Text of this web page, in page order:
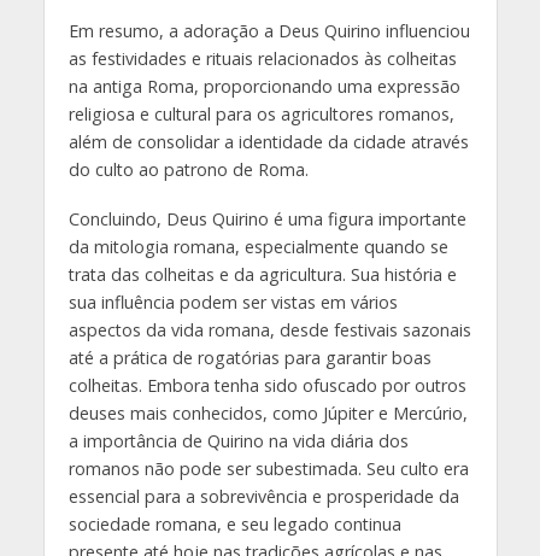
Em resumo, a adoração a Deus Quirino influenciou
as festividades e rituais relacionados às colheitas
na antiga Roma, proporcionando uma expressão
religiosa e cultural para os agricultores romanos,
além de consolidar a identidade da cidade através
do culto ao patrono de Roma.
Concluindo, Deus Quirino é uma figura importante
da mitologia romana, especialmente quando se
trata das colheitas e da agricultura. Sua história e
sua influência podem ser vistas em vários
aspectos da vida romana, desde festivais sazonais
até a prática de rogatórias para garantir boas
colheitas. Embora tenha sido ofuscado por outros
deuses mais conhecidos, como Júpiter e Mercúrio,
a importância de Quirino na vida diária dos
romanos não pode ser subestimada. Seu culto era
essencial para a sobrevivência e prosperidade da
sociedade romana, e seu legado continua
presente até hoje nas tradições agrícolas e nas